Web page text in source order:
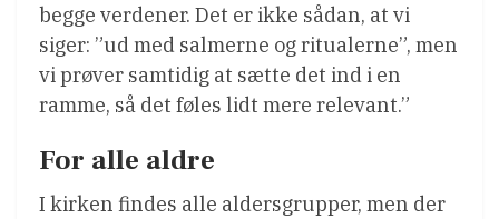
begge verdener. Det er ikke sådan, at vi
siger: ”ud med salmerne og ritualerne”, men
vi prøver samtidig at sætte det ind i en
ramme, så det føles lidt mere relevant.”
For alle aldre
I kirken findes alle aldersgrupper, men der